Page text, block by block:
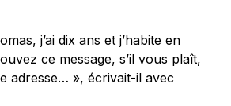
j’ai dix ans et j’habite en
ce message, s’il vous plaît,
adresse… », écrivait-il avec